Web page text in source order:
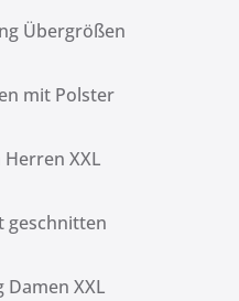
Übergrößen
mit Polster
XXL
geschnitten
Damen XXL